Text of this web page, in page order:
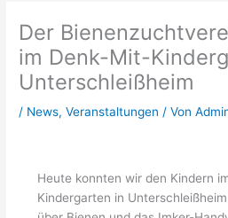
Der
im Denk-Mit-
Unterschleißheim
/ News,Veranstaltungen / Von
Heute konnten wir den Kindern
Kindergarten in